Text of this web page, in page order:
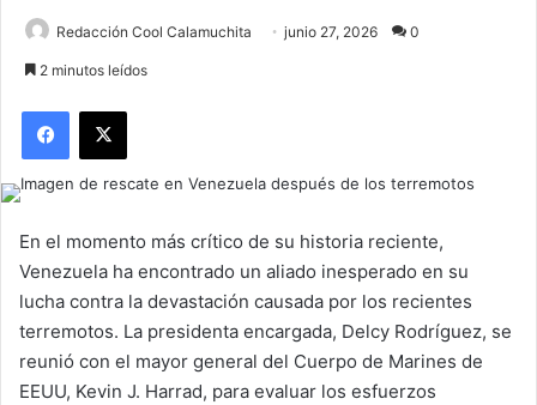
Redacción Cool Calamuchita junio 27, 2026 0
2 minutos leídos
Facebook
X
En el momento más crítico de su historia reciente,
Venezuela ha encontrado un aliado inesperado en su
lucha contra la devastación causada por los recientes
terremotos. La presidenta encargada, Delcy Rodríguez, se
reunió con el mayor general del Cuerpo de Marines de
EEUU, Kevin J. Harrad, para evaluar los esfuerzos